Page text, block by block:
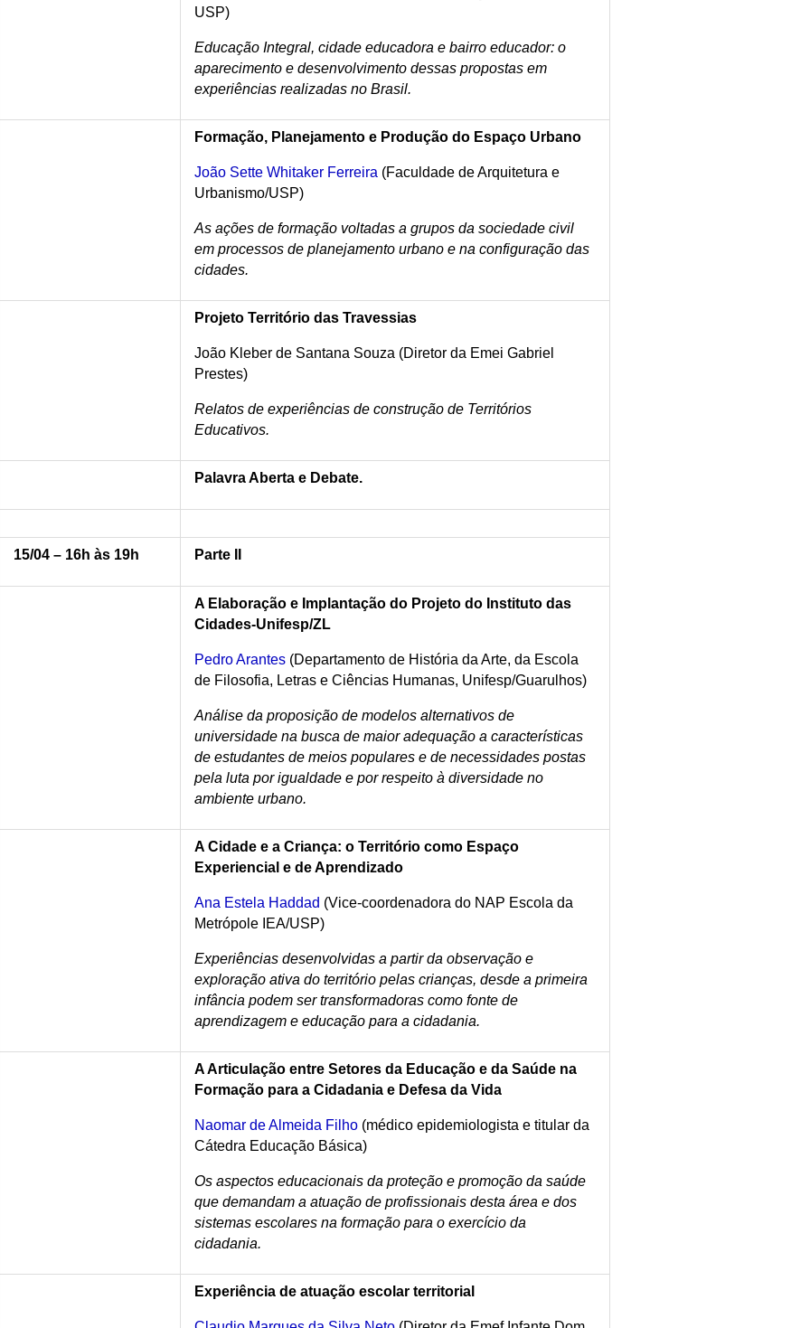
USP)
Educação Integral, cidade educadora e bairro educador: o
aparecimento e desenvolvimento dessas propostas em
experiências realizadas no Brasil.
Formação, Planejamento e Produção do Espaço Urbano
João Sette Whitaker Ferreira (Faculdade de Arquitetura e
Urbanismo/USP)
As ações de formação voltadas a grupos da sociedade civil
em processos de planejamento urbano e na configuração das
cidades.
Projeto Território das Travessias
João Kleber de Santana Souza (Diretor da Emei Gabriel
Prestes)
Relatos de experiências de construção de Territórios
Educativos.
Palavra Aberta e Debate.
15/04 – 16h às 19h Parte II
A Elaboração e Implantação do Projeto do Instituto das
Cidades-Unifesp/ZL
Pedro Arantes (Departamento de História da Arte, da Escola
de Filosofia, Letras e Ciências Humanas, Unifesp/Guarulhos)
Análise da proposição de modelos alternativos de
universidade na busca de maior adequação a características
de estudantes de meios populares e de necessidades postas
pela luta por igualdade e por respeito à diversidade no
ambiente urbano.
A Cidade e a Criança: o Território como Espaço
Experiencial e de Aprendizado
Ana Estela Haddad (Vice-coordenadora do NAP Escola da
Metrópole IEA/USP)
Experiências desenvolvidas a partir da observação e
exploração ativa do território pelas crianças, desde a primeira
infância podem ser transformadoras como fonte de
aprendizagem e educação para a cidadania.
A Articulação entre Setores da Educação e da Saúde na
Formação para a Cidadania e Defesa da Vida
Naomar de Almeida Filho (médico epidemiologista e titular da
Cátedra Educação Básica)
Os aspectos educacionais da proteção e promoção da saúde
que demandam a atuação de profissionais desta área e dos
sistemas escolares na formação para o exercício da
cidadania.
Experiência de atuação escolar territorial